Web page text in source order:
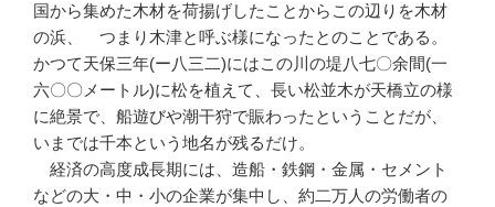
国から集めた木材を荷揚げしたことからこの辺りを木材
の浜、
つまり木津と呼ぶ様になったとのことである。
かつて天保三年(ー八三二)にはこの川の堤八七〇余間(一
六〇〇メートル)に松を植えて、長い松並木が天橋立の様
に絶景で、船遊びや潮干狩で賑わったということだが、
いまでは千本という地名が残るだけ。
経済の高度成長期には、造船・鉄鋼・金属・セメント
などの大・中・小の企業が集中し、約二万人の労働者の